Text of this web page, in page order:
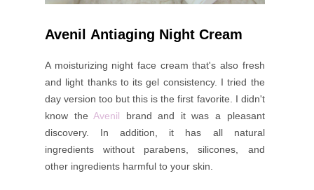
Avenil Antiaging Night Cream
A moisturizing night face cream that's also fresh
and light thanks to its gel consistency. I tried the
day version too but this is the first favorite. I didn't
know theAvenil brand and it was a pleasant
discovery. In addition, it has all natural
ingredients without parabens, silicones, and
other ingredients harmful to your skin.